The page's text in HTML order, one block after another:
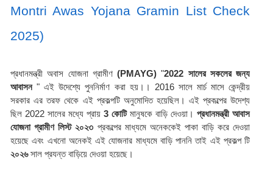
Montri Awas Yojana Gramin List Check
2025)
প্রধানমন্ত্রী অবাস যোজনা গ্রামীণ (PMAYG) "2022 সালের সকলের জন্য
আবাসন " এই উদেশ্যে পুননির্মাণ করা হয়।। 2016 সালে মার্চ মাসে কেন্দ্রীয়
সরকার এর তরফ থেকে এই প্রকল্পটি অনুমোদিত হয়েছিল। এই প্রকল্পের উদেশ্য
ছিল 2022 সালের মধ্যে প্রায় 3 কোটি মানুষকে বাড়ি দেওয়া। প্রধানমন্ত্রী আবাস
যোজনা গ্রামীণ লিস্ট ২০২৩ প্রকল্পের মাধ্যমে অনেককেই পাকা বাড়ি করে দেওয়া
২০২৬ সাল প্রযন্ত বাড়িয়ে দেওয়া হয়েছে।